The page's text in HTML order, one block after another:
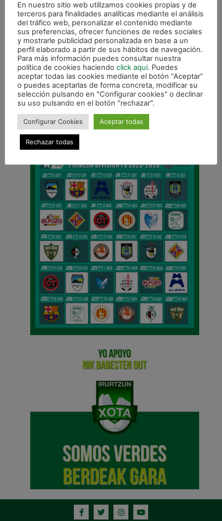
ANTERIOR
Osasuna Magna visita a las niñas y niños ingresados en el Hospital Universitario de Navarra
CALENDARIO DE LIGA
En nuestro sitio web utilizamos cookies propias y de
terceros para finalidades analíticas mediante el análisis
del tráfico web, personalizar el contenido mediante
sus preferencias, ofrecer funciones de redes sociales
y mostrarle publicidad personalizada en base a un
perfil elaborado a partir de sus hábitos de navegación.
Para más información puedes consultar nuestra
política de cookies haciendo click aqui. Puedes
aceptar todas las cookies mediante el botón “Aceptar”
o puedes aceptarlas de forma concreta, modificar su
selección pulsando en "Configurar cookies" o declinar
su uso pulsando en el botón "rechazar".
Configurar Cookies Aceptar todas
Rechazar todas